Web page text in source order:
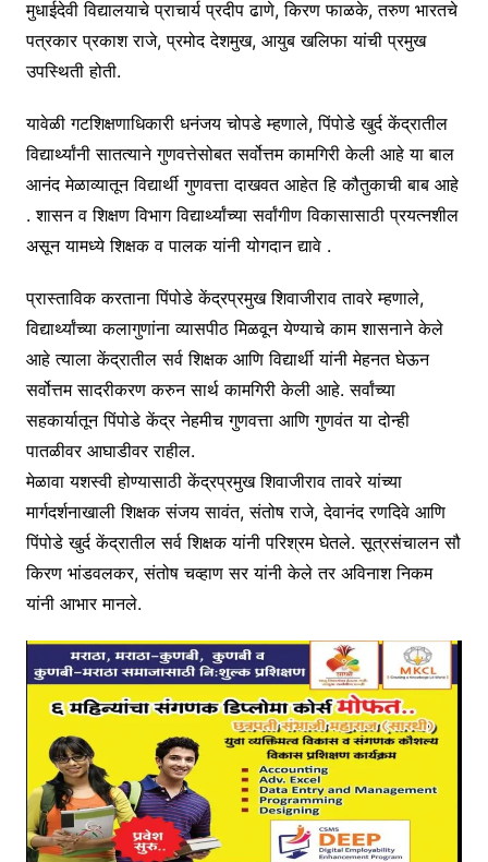
मुधाईदेवी विद्यालयाचे प्राचार्य प्रदीप ढाणे, किरण फाळके, तरुण भारतचे
पत्रकार प्रकाश राजे, प्रमोद देशमुख, आयुब खलिफा यांची प्रमुख
उपस्थिती होती.
यावेळी गटशिक्षणाधिकारी धनंजय चोपडे म्हणाले, पिंपोडे खुर्द केंद्रातील
विद्यार्थ्यांनी सातत्याने गुणवत्तेसोबत सर्वोत्तम कामगिरी केली आहे या बाल
आनंद मेळाव्यातून विद्यार्थी गुणवत्ता दाखवत आहेत हि कौतुकाची बाब आहे
. शासन व शिक्षण विभाग विद्यार्थ्यांच्या सर्वांगीण विकासासाठी प्रयत्नशील
असून यामध्ये शिक्षक व पालक यांनी योगदान द्यावे .
प्रास्ताविक करताना पिंपोडे केंद्रप्रमुख शिवाजीराव तावरे म्हणाले,
विद्यार्थ्यांच्या कलागुणांना व्यासपीठ मिळवून येण्याचे काम शासनाने केले
आहे त्याला केंद्रातील सर्व शिक्षक आणि विद्यार्थी यांनी मेहनत घेऊन
सर्वोत्तम सादरीकरण करुन सार्थ कामगिरी केली आहे. सर्वांच्या
सहकार्यातून पिंपोडे केंद्र नेहमीच गुणवत्ता आणि गुणवंत या दोन्ही
पातळीवर आघाडीवर राहील.
मेळावा यशस्वी होण्यासाठी केंद्रप्रमुख शिवाजीराव तावरे यांच्या
मार्गदर्शनाखाली शिक्षक संजय सावंत, संतोष राजे, देवानंद रणदिवे आणि
पिंपोडे खुर्द केंद्रातील सर्व शिक्षक यांनी परिश्रम घेतले. सूत्रसंचालन सौ
किरण भांडवलकर, संतोष चव्हाण सर यांनी केले तर अविनाश निकम
यांनी आभार मानले.